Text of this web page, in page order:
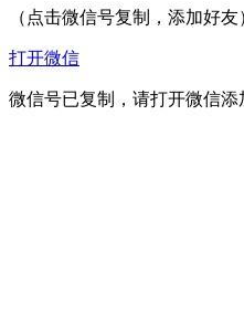
（点击微信号复制，添加好友
打开微信
微信号已复制，请打开微信添